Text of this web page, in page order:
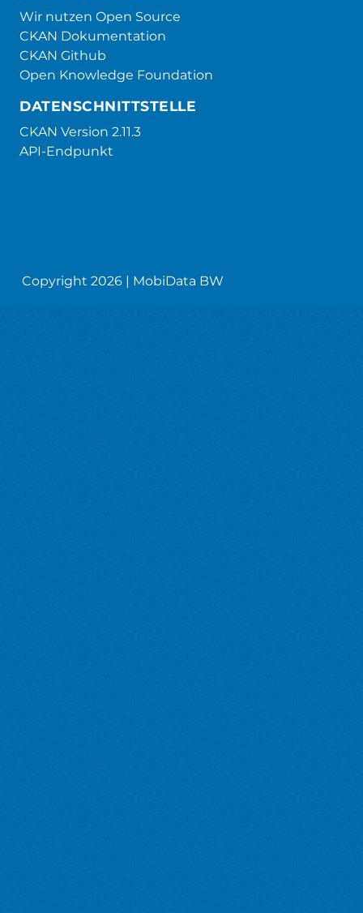
Wir nutzen Open Source
CKAN Dokumentation
CKAN Github
Open Knowledge Foundation
DATENSCHNITTSTELLE
CKAN Version 2.11.3
API-Endpunkt
Copyright 2026 | MobiData BW